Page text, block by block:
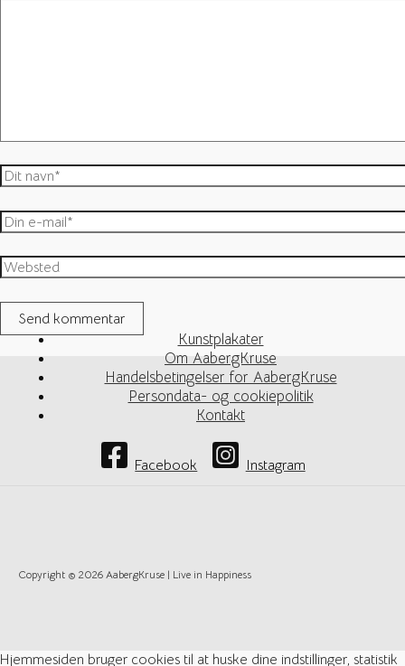
Dit
navn*
Din
e-
mail*
Websted
Kunstplakater
Om AabergKruse
Handelsbetingelser for AabergKruse
Persondata- og cookiepolitik
Kontakt
Facebook Instagram
Copyright © 2026 AabergKruse | Live in Happiness
Hjemmesiden bruger cookies til at huske dine indstillinger, statistik